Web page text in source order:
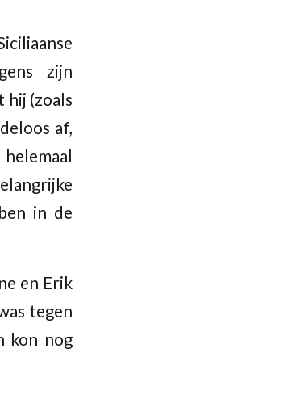
zijn
(zoals
af,
in de
en Erik
tegen
kon nog